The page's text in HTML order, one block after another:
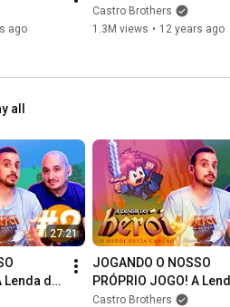
ago
Castro Brothers
1.3M views • 12 years ago
all
27:21
Lenda do
#02
JOGANDO O NOSSO
PRÓPRIO JOGO! A
Herói desde o início
Castro Brothers